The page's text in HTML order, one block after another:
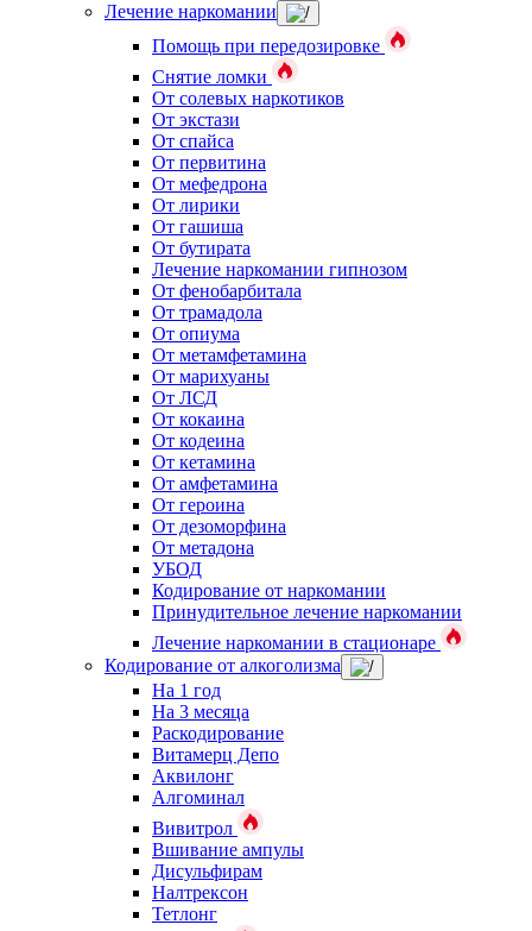
Лечение наркомании
Помощь при передозировке
Снятие ломки
От солевых наркотиков
От экстази
От спайса
От первитина
От мефедрона
От лирики
От гашиша
От бутирата
Лечение наркомании гипнозом
От фенобарбитала
От трамадола
От опиума
От метамфетамина
От марихуаны
От ЛСД
От кокаина
От кодеина
От кетамина
От амфетамина
От героина
От дезоморфина
От метадона
УБОД
Кодирование от наркомании
Принудительное лечение наркомании
Лечение наркомании в стационаре
Кодирование от алкоголизма
На 1 год
На 3 месяца
Раскодирование
Витамерц Депо
Аквилонг
Алгоминал
Вивитрол
Вшивание ампулы
Дисульфирам
Налтрексон
Тетлонг